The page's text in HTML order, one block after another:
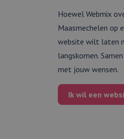
Hoewel Webmix
Maasmechelen op
website wilt laten
langskomen.
met jouw wensen.
Ik wil een